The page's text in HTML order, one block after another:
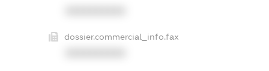
dossier.commercial_info.fax